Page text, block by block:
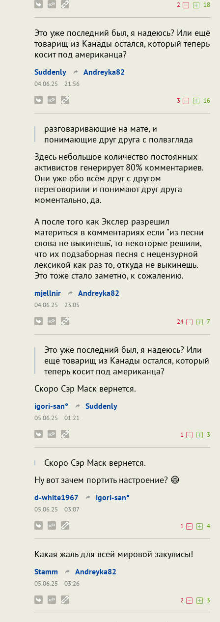
2
18
Это уже последний был, я надеюсь? Или ещё
товарищ из Канады остался, который теперь
косит под американца?
Suddenly Andreyka82
04.06.25
21:56
3
16
разговаривающие на мате, и
понимающие друг друга с полвзгляда
Здесь небольшое количество постоянных
активистов генерирует 80% комментариев.
Они уже обо всём друг с другом
переговорили и понимают друг друга
моментально, да.
А после того как Экслер разрешил
материться в комментариях если "из песни
слова не выкинешь", то некоторые решили,
что их подзаборная песня с нецензурной
лексикой как раз то, откуда не выкинешь.
Это тоже стало заметно, к сожалению.
mjellnir Andreyka82
04.06.25
23:05
24
7
Это уже последний был, я надеюсь? Или
ещё товарищ из Канады остался, который
теперь косит под американца?
Скоро Сэр Маск вернется.
igori-san° Suddenly
05.06.25
01:21
1
3
Скоро Сэр Маск вернется.
Ну вот зачем портить настроение? 😄
d-white1967 igori-san°
05.06.25
03:07
1
4
Какая жаль для всей мировой закулисы!
Stamm Andreyka82
05.06.25
03:26
2
3